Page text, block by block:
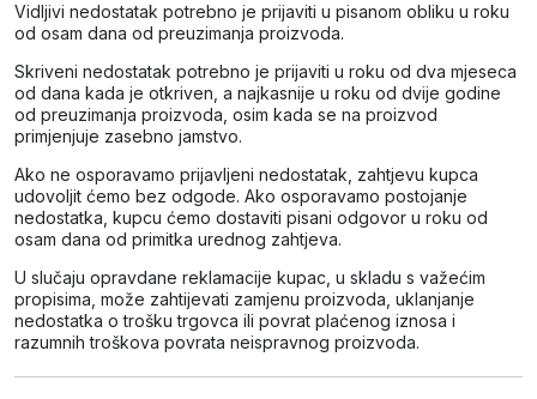
Vidljivi nedostatak potrebno je prijaviti u pisanom obliku u roku
od osam dana od preuzimanja proizvoda.
Skriveni nedostatak potrebno je prijaviti u roku od dva mjeseca
od dana kada je otkriven, a najkasnije u roku od dvije godine
od preuzimanja proizvoda, osim kada se na proizvod
primjenjuje zasebno jamstvo.
Ako ne osporavamo prijavljeni nedostatak, zahtjevu kupca
udovoljit ćemo bez odgode. Ako osporavamo postojanje
nedostatka, kupcu ćemo dostaviti pisani odgovor u roku od
osam dana od primitka urednog zahtjeva.
U slučaju opravdane reklamacije kupac, u skladu s važećim
propisima, može zahtijevati zamjenu proizvoda, uklanjanje
nedostatka o trošku trgovca ili povrat plaćenog iznosa i
razumnih troškova povrata neispravnog proizvoda.